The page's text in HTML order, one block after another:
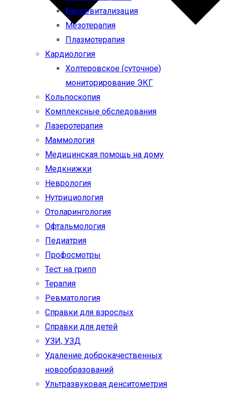
Биоревитализация
Мезотерапия
Плазмотерапия
Кардиология
Холтеровское (суточное)
мониторирование ЭКГ
Кольпоскопия
Комплексные обследования
Лазеротерапия
Маммология
Медицинская помощь на дому
Медкнижки
Неврология
Нутрициология
Отоларингология
Офтальмология
Педиатрия
Профосмотры
Тест на грипп
Терапия
Ревматология
Справки для взрослых
Справки для детей
УЗИ, УЗД
Удаление доброкачественных
новообразований
Ультразвуковая денситометрия